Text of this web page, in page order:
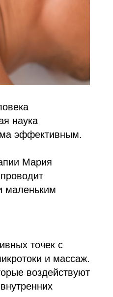
наука
эффективным.
Мария
маленьким
точек с
и массаж.
воздействуют